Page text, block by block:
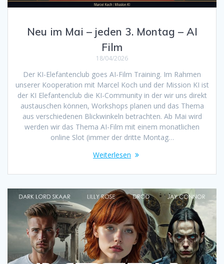
Neu im Mai – jeden 3. Montag – AI
Film
18/04/2026
Der KI-Elefantenclub goes AI-Film Training. Im Rahmen
unserer Kooperation mit Marcel Koch und der Mission KI ist
der KI Elefantenclub die KI-Community in der wir uns direkt
austauschen können, Workshops planen und das Thema
aus verschiedenen Blickwinkeln betrachten. Ab Mai wird
werden wir das Thema AI-Film mit einem monatlichen
online Slot (immer der dritte Montag…
Weiterlesen